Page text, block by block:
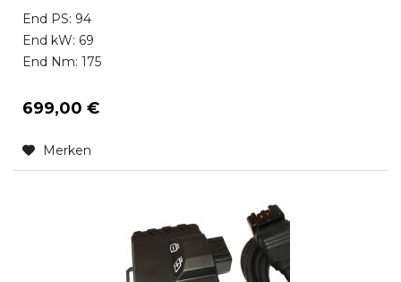
End PS: 94
End kW: 69
End Nm: 175
699,00 €
Merken